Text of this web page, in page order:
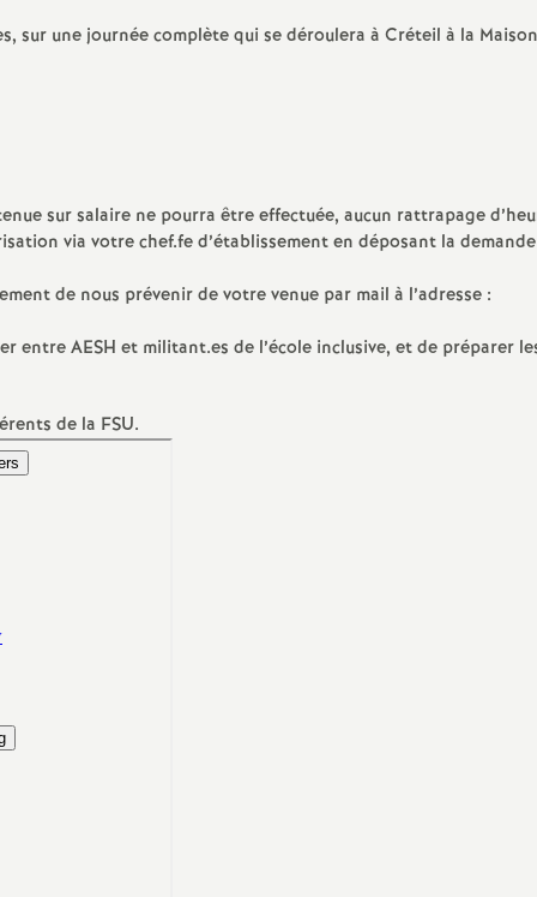
sur une journée complète qui se déroulera à Créteil à la
sur salaire ne pourra être effectuée, aucun rattrapage
via votre chef.fe d’établissement en déposant la demande
de nous prévenir de votre venue par mail à l’adresse :
entreAESH et militant.es de l’école inclusive, et de préparer
de la FSU.